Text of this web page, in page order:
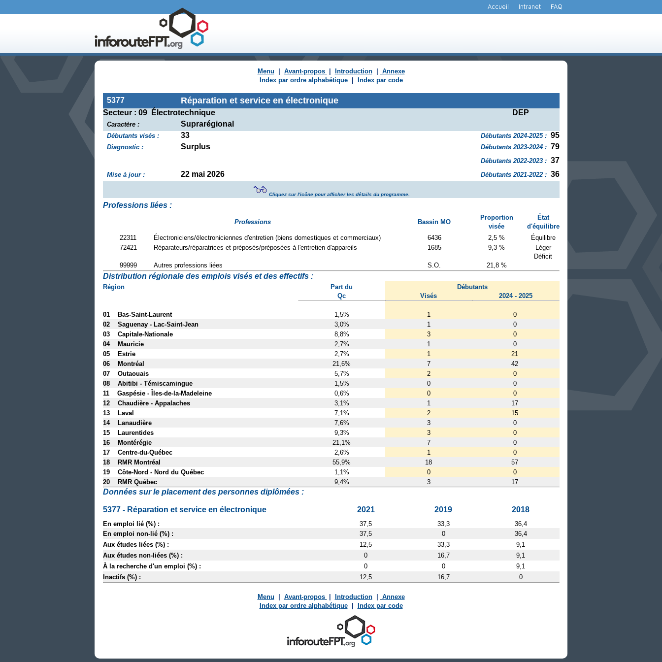
FAQ
Intranet
Accueil
Menu Avant-propos Introduction|
Annexe
Index par ordre alphabétique| Index par code
5377 Réparation et service en électronique
Secteur : 09 Électrotechnique DEP
Caractère : Suprarégional
Débutants visés : 33 Débutants 2024-2025 : 95
Diagnostic : Surplus Débutants 2023-2024 : 79
Débutants 2022-2023 : 37
Mise à jour : 22 mai 2026 Débutants 2021-2022 : 36
Cliquez sur l'icône pour afficher les détails du programme.
Professions liées :
Professions Bassin MO
Proportion
visée
État
d'équilibre
22311
Électroniciens/électroniciennes d'entretien (biens domestiques et commerciaux) 6436 2,5 %
Équilibre
72421
Réparateurs/réparatrices et préposés/préposées à l'entretien d'appareils 1685 9,3 %
Léger
Déficit
99999
Autres professions liées S.O. 21,8 %
Distribution régionale des emplois visés et des effectifs :
Région Part du
Débutants
Qc
Visés 2024 - 2025
01 Bas-Saint-Laurent 1,5% 1
0
02 Saguenay - Lac-Saint-Jean
3,0% 1
0
03 Capitale-Nationale
8,8% 3
0
04 Mauricie
2,7% 1
0
05 Estrie
2,7% 1
21
06 Montréal
21,6% 7
42
07 Outaouais
5,7% 2
0
08 Abitibi - Témiscamingue
1,5% 0
0
11 Gaspésie - Îles-de-la-Madeleine
0,6% 0
0
12 Chaudière - Appalaches
3,1% 1
17
13 Laval
7,1% 2
15
14 Lanaudière
7,6% 3
0
15 Laurentides
9,3% 3
0
16 Montérégie
21,1% 7
0
17 Centre-du-Québec
2,6% 1
0
18 RMR Montréal
55,9% 18
57
19 Côte-Nord - Nord du Québec
1,1% 0
0
20 RMR Québec
9,4% 3 17
Données sur le placement des personnes diplômées :
5377 - Réparation et service en électronique 2021 2019 2018
En emploi lié (%) : 37,5 33,3
36,4
En emploi non-lié (%) :
37,5 0
36,4
Aux études liées (%) :
12,5 33,3
9,1
Aux études non-liées (%) :
0 16,7
9,1
À la recherche d'un emploi (%) :
0 0
9,1
Inactifs (%) :
12,5 16,7 0
Menu Avant-propos Introduction|
Annexe
Index par ordre alphabétique| Index par code